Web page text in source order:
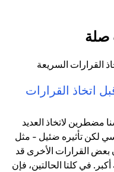
صلة
اتخاذ القرارات
مضطرين لاتخاذ العديد
لكن تأثيره ضئيل - مثل
بعض القرارات الأخرى قد
في كلتا الحالتين، فإن